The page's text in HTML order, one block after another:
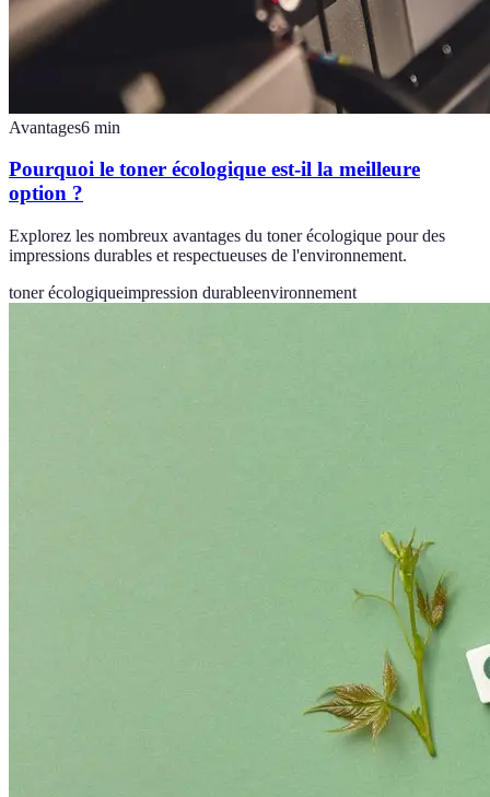
Avantages6 min
Pourquoi le toner écologique est-il la meilleure
option ?
Explorez les nombreux avantages du toner écologique pour des
impressions durables et respectueuses de l'environnement.
toner écologiqueimpression durableenvironnement